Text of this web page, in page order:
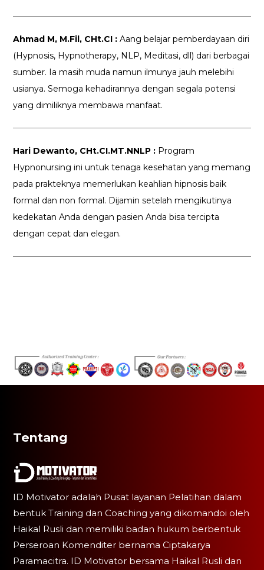
Ahmad M, M.Fil, CHt.CI : Aang belajar pemberdayaan diri
(Hypnosis, Hypnotherapy, NLP, Meditasi, dll) dari berbagai
sumber. Ia masih muda namun ilmunya jauh melebihi
usianya. Semoga kehadirannya dengan segala potensi
yang dimiliknya membawa manfaat.
Hari Dewanto, CHt.CI.MT.NNLP : Program
Hypnonursing ini untuk tenaga kesehatan yang memang
pada prakteknya memerlukan keahlian hipnosis baik
formal dan non formal. Dijamin setelah mengikutinya
kedekatan Anda dengan pasien Anda bisa tercipta
dengan cepat dan elegan.
Tentang
ID Motivator adalah Pusat layanan Pelatihan dalam
bentuk Training dan Coaching yang dikomandoi oleh
Haikal Rusli dan memiliki badan hukum berbentuk
Perseroan Komenditer bernama Ciptakarya
Paramacitra. ID Motivator bersama Haikal Rusli dan